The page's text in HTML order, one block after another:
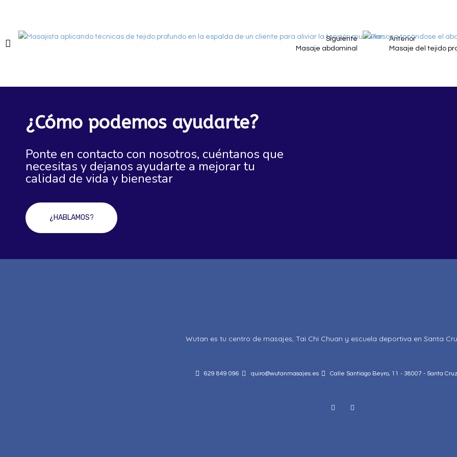
Anterior
Masaje del tejido
Siguiente
Masaje abdominal
¿Cómo podemos ayudarte?
Ponte en contacto con nosotros, cuéntanos que
necesitas y dejanos ayudarte a mejorar tu
calidad de vida y bienestar
¿HABLAMOS?
Wutan es tu centro de masajes, Tai Chi Chuan y escuela deportiva en Santa
629 849 096 quiro@wutanmasajes.es Calle Santiago Beyro, 11 - 38007 - Santa